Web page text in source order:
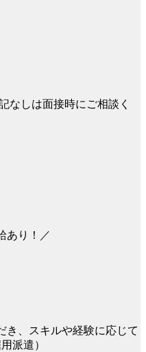
なしは面接時にご相談く
あり！／
き、スキルや経験に応じて
派遣）